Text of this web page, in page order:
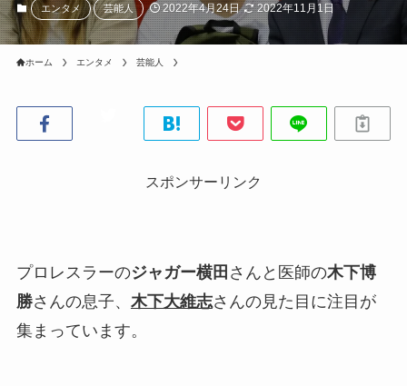
エンタメ 芸能人 2022年4月24日 2022年11月1日
ホーム エンタメ 芸能人
スポンサーリンク
プロレスラーのジャガー横田 さんと医師の木下博
勝さんの息子、 木下大維志さんの見た目に注目が
集まっています。